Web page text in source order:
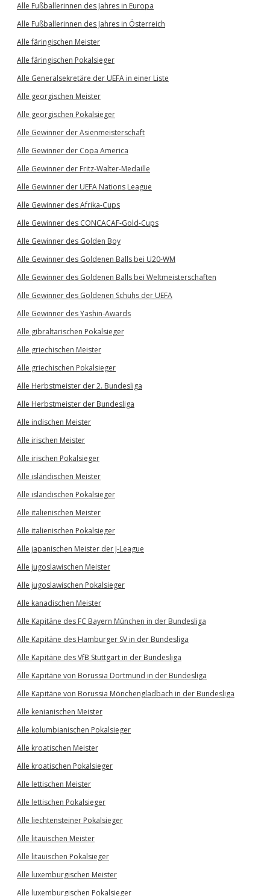
Alle Fußballerinnen des Jahres in Europa
Alle Fußballerinnen des Jahres in Österreich
Alle färingischen Meister
Alle färingischen Pokalsieger
Alle Generalsekretäre der UEFA in einer Liste
Alle georgischen Meister
Alle georgischen Pokalsieger
Alle Gewinner der Asienmeisterschaft
Alle Gewinner der Copa America
Alle Gewinner der Fritz-Walter-Medaille
Alle Gewinner der UEFA Nations League
Alle Gewinner des Afrika-Cups
Alle Gewinner des CONCACAF-Gold-Cups
Alle Gewinner des Golden Boy
Alle Gewinner des Goldenen Balls bei U20-WM
Alle Gewinner des Goldenen Balls bei Weltmeisterschaften
Alle Gewinner des Goldenen Schuhs der UEFA
Alle Gewinner des Yashin-Awards
Alle gibraltarischen Pokalsieger
Alle griechischen Meister
Alle griechischen Pokalsieger
Alle Herbstmeister der 2. Bundesliga
Alle Herbstmeister der Bundesliga
Alle indischen Meister
Alle irischen Meister
Alle irischen Pokalsieger
Alle isländischen Meister
Alle isländischen Pokalsieger
Alle italienischen Meister
Alle italienischen Pokalsieger
Alle japanischen Meister der J-League
Alle jugoslawischen Meister
Alle jugoslawischen Pokalsieger
Alle kanadischen Meister
Alle Kapitäne des FC Bayern München in der Bundesliga
Alle Kapitäne des Hamburger SV in der Bundesliga
Alle Kapitäne des VfB Stuttgart in der Bundesliga
Alle Kapitäne von Borussia Dortmund in der Bundesliga
Alle Kapitäne von Borussia Mönchengladbach in der Bundesliga
Alle kenianischen Meister
Alle kolumbianischen Pokalsieger
Alle kroatischen Meister
Alle kroatischen Pokalsieger
Alle lettischen Meister
Alle lettischen Pokalsieger
Alle liechtensteiner Pokalsieger
Alle litauischen Meister
Alle litauischen Pokalsieger
Alle luxemburgischen Meister
Alle luxemburgischen Pokalsieger